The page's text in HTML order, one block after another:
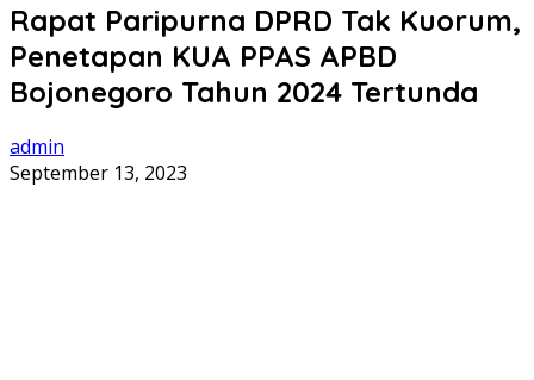
Rapat Paripurna DPRD Tak Kuorum,
Penetapan KUA PPAS APBD
Bojonegoro Tahun 2024 Tertunda
admin
September 13, 2023